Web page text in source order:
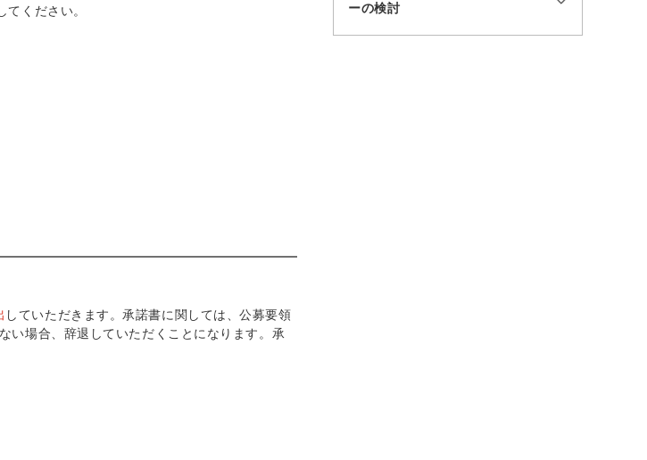
ください。
していただきます。承諾書に関しては、公募要領
い場合、辞退していただくことになります。承
ーの検討